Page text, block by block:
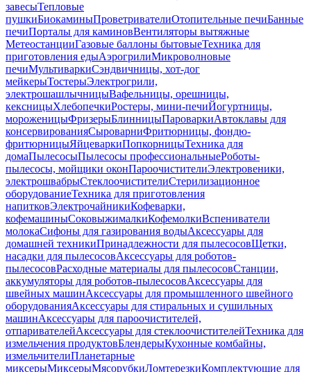
завесыТепловые
пушкиБиокаминыПроветривателиОтопительные печиБанные
печиПорталы для каминовВентиляторы вытяжные
МетеостанцииГазовые баллоны бытовыеТехника для
приготовления едыАэрогрилиМикроволновые
печиМультиваркиСэндвичницы, хот-дог
мейкерыТостерыЭлектрогрили,
электрошашлычницыВафельницы, орешницы,
кексницыХлебопечкиРостеры, мини-печиЙогуртницы,
мороженицыФризерыБлинницыПароваркиАвтоклавы для
консервированияСыроварниФритюрницы, фондю-
фритюрницыЯйцеваркиПопкорницыТехника для
домаПылесосыПылесосы профессиональныеРоботы-
пылесосы, мойщики оконПароочистителиЭлектровеники,
электрошвабрыСтеклоочистителиСтерилизационное
оборудованиеТехника для приготовления
напитковЭлектрочайникиКофеварки,
кофемашиныСоковыжималкиКофемолкиВспениватели
молокаСифоны для газирования водыАксессуары для
домашней техникиПринадлежности для пылесосовЩетки,
насадки для пылесосовАксессуары для роботов-
пылесосовРасходные материалы для пылесосовСтанции,
аккумуляторы для роботов-пылесосовАксессуары для
швейных машинАксессуары для промышленного швейного
оборудованияАксессуары для стиральных и сушильных
машинАксессуары для пароочистителей,
отпаривателейАксессуары для стеклоочистителейТехника для
измельчения продуктовБлендерыКухонные комбайны,
измельчителиПланетарные
миксерыМиксерыМясорубкиЛомтерезкиКомплектующие для